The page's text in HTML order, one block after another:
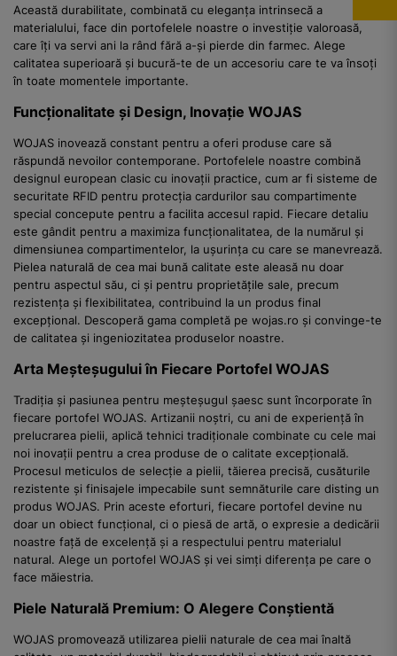
Această durabilitate, combinată cu eleganța intrinsecă a
materialului, face din portofelele noastre o investiție valoroasă,
care îți va servi ani la rând fără a-și pierde din farmec. Alege
calitatea superioară și bucură-te de un accesoriu care te va însoți
în toate momentele importante.
Funcționalitate și Design, Inovație WOJAS
WOJAS inovează constant pentru a oferi produse care să
răspundă nevoilor contemporane. Portofelele noastre combină
designul european clasic cu inovații practice, cum ar fi sisteme de
securitate RFID pentru protecția cardurilor sau compartimente
special concepute pentru a facilita accesul rapid. Fiecare detaliu
este gândit pentru a maximiza funcționalitatea, de la numărul și
dimensiunea compartimentelor, la ușurința cu care se manevrează.
Pielea naturală de cea mai bună calitate este aleasă nu doar
pentru aspectul său, ci și pentru proprietățile sale, precum
rezistența și flexibilitatea, contribuind la un produs final
excepțional. Descoperă gama completă pe wojas.ro și convinge-te
de calitatea și ingeniozitatea produselor noastre.
Arta Meșteșugului în Fiecare Portofel WOJAS
Tradiția și pasiunea pentru meșteșugul șaesc sunt încorporate în
fiecare portofel WOJAS. Artizanii noștri, cu ani de experiență în
prelucrarea pielii, aplică tehnici tradiționale combinate cu cele mai
noi inovații pentru a crea produse de o calitate excepțională.
Procesul meticulos de selecție a pielii, tăierea precisă, cusăturile
rezistente și finisajele impecabile sunt semnăturile care disting un
produs WOJAS. Prin aceste eforturi, fiecare portofel devine nu
doar un obiect funcțional, ci o piesă de artă, o expresie a dedicării
noastre față de excelență și a respectului pentru materialul
natural. Alege un portofel WOJAS și vei simți diferența pe care o
face măiestria.
Piele Naturală Premium: O Alegere Conștientă
WOJAS promovează utilizarea pielii naturale de cea mai înaltă